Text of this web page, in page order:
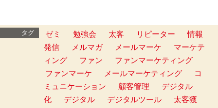
タグ ゼミ 勉強会 太客 リピーター
情報
発信
メルマガ メールマーケ
マーケテ
ィング
ファン
ファンマーケティング
ファンマーケ
メールマーケティング
コ
ミュニケーション
顧客管理
デジタル
化
デジタル デジタルツール
太客獲